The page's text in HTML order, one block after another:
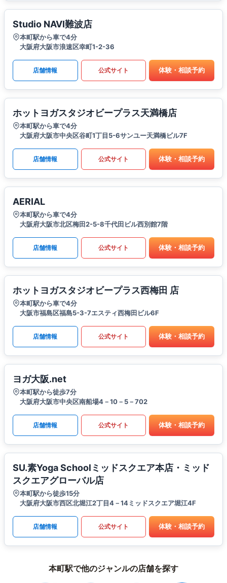
Studio NAVI難波店
本町駅から車で4分
大阪府大阪市浪速区幸町1-2-36
店舗情報 公式サイト 体験・相談予約
ホットヨガスタジオビープラス天満橋店
本町駅から車で4分
大阪府大阪市中央区谷町1丁目5-6サンユー天満橋ビル7F
店舗情報 公式サイト 体験・相談予約
AERIAL
本町駅から車で4分
大阪府大阪市北区梅田2-5-8千代田ビル西別館7階
店舗情報 公式サイト 体験・相談予約
ホットヨガスタジオビープラス西梅田 店
本町駅から車で4分
大阪市福島区福島5-3-7エスティ西梅田ビル6F
店舗情報 公式サイト 体験・相談予約
ヨガ大阪.net
本町駅から徒歩7分
大阪府大阪市中央区南船場4－10－5－702
店舗情報 公式サイト 体験・相談予約
SU.素Yoga Schoolミッドスクエア本店・ミッド
スクエアグローバル店
本町駅から徒歩15分
大阪府大阪市西区北堀江2丁目4－14ミッドスクエア堀江4F
店舗情報 公式サイト 体験・相談予約
本町駅で他のジャンルの店舗を探す